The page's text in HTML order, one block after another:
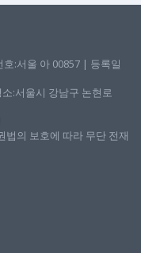
:서울 아 00857 | 등록일
:서울시 강남구 논현로
법의 보호에 따라 무단 전재